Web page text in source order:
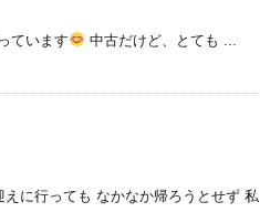
ています 中古だけど、とても ...
に行っても なかなか帰ろうとせず 私